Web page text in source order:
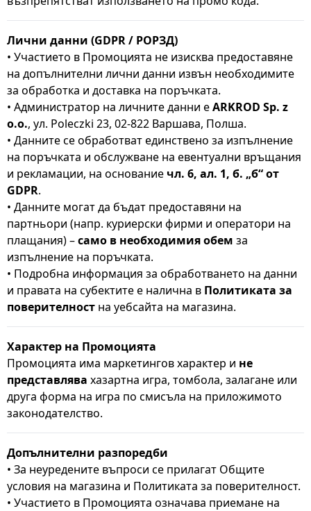
Лични данни (GDPR / РОРЗД)
• Участието в Промоцията не изисква предоставяне
на допълнителни лични данни извън необходимите
за обработка и доставка на поръчката.
• Администратор на личните данни еARKROD Sp. z
o.o., ул. Poleczki 23, 02-822 Варшава, Полша.
• Данните се обработват единствено за изпълнение
на поръчката и обслужване на евентуални връщания
и рекламации, на основание чл. 6, ал. 1, б. „б“ от
GDPR.
• Данните могат да бъдат предоставяни на
партньори (напр. куриерски фирми и оператори на
плащания) –само в необходимия обем за
изпълнение на поръчката.
• Подробна информация за обработването на данни
и правата на субектите е налична в Политиката за
поверителност на уебсайта на магазина.
Характер на Промоцията
Промоцията има маркетингов характер и не
представлява хазартна игра, томбола, залагане или
друга форма на игра по смисъла на приложимото
законодателство.
Допълнителни разпоредби
• За неуредените въпроси се прилагат Общите
условия на магазина и Политиката за поверителност.
• Участието в Промоцията означава приемане на